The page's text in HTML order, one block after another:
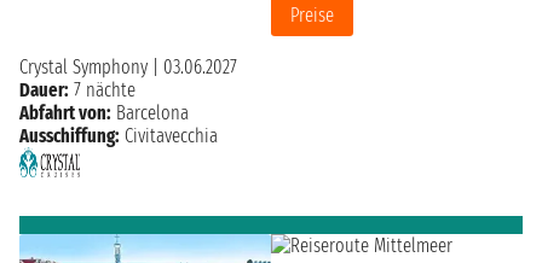
Preise
Crystal Symphony
03.06.2027
Dauer: 7 nächte
Abfahrt von: Barcelona
Ausschiffung: Civitavecchia